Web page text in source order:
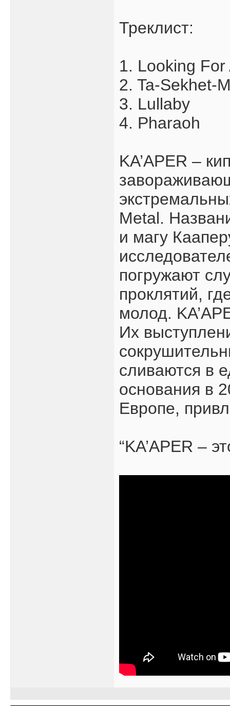
Треклист:
1. Looking For
2. Ta-Sekhet-
3. Lullaby
4. Pharaoh
KA’APER –
Metal.
и магу
погружают
проклятий,
молод.
Их
сливаются в
основания в
Европе,
“KA’APER –